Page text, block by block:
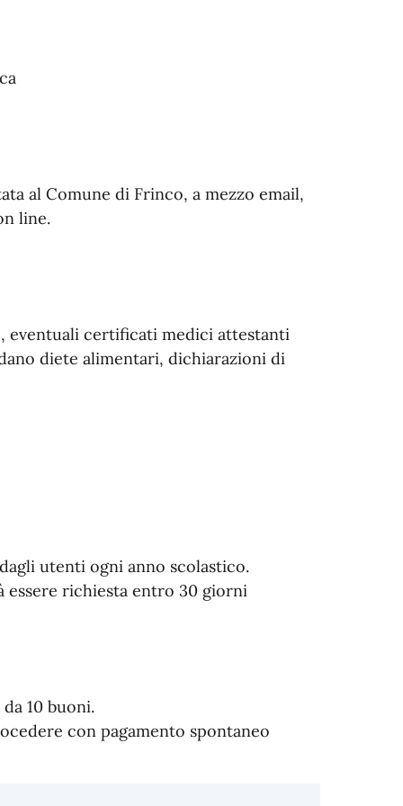
al Comune di Frinco, a mezzo email,
line.
eventuali certificati medici attestanti
diete alimentari, dichiarazioni di
utenti ogni anno scolastico.
richiesta entro 30 giorni
10 buoni.
con pagamento spontaneo